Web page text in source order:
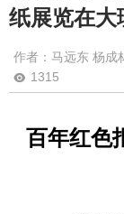
纸展览在大
作者： 马远东 杨成
1315
百年红色